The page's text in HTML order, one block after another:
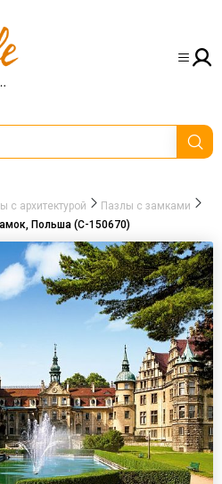
с архитектурой
Пазлы с замками
Польша (C-150670)